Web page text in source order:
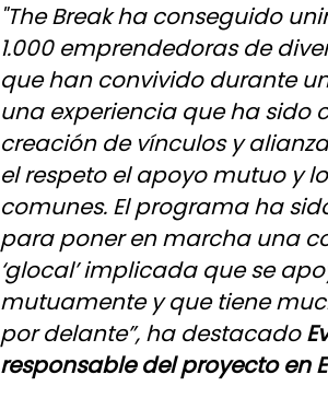
"The Break ha conseguido
1.000 emprendedoras de
que han convivido durante
una experiencia que ha sido
creación de vínculos y
el respeto el apoyo mutuo y
comunes. El programa ha
para poner en marcha una
‘glocal’ implicada que se
mutuamente y que tiene
por delante”, ha destacado
responsable del proyecto en